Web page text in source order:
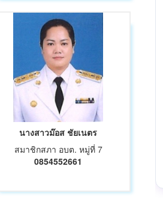
นางสาวม๊อส ชัยเนตร
สมาชิกสภา อบต. หมู่ที่ 7
0854552661